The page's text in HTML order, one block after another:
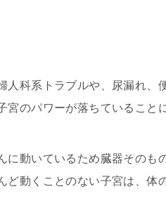
人科系トラブルや、尿漏れ、
宮のパワーが落ちていること
に動いているため臓器そのも
ど動くことのない子宮は、体